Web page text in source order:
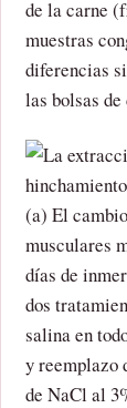
de la carne
muestras
diferencias
las bolsas
(a) El
musculares
días de
dos
salina en
y reemplazo
de NaCl al